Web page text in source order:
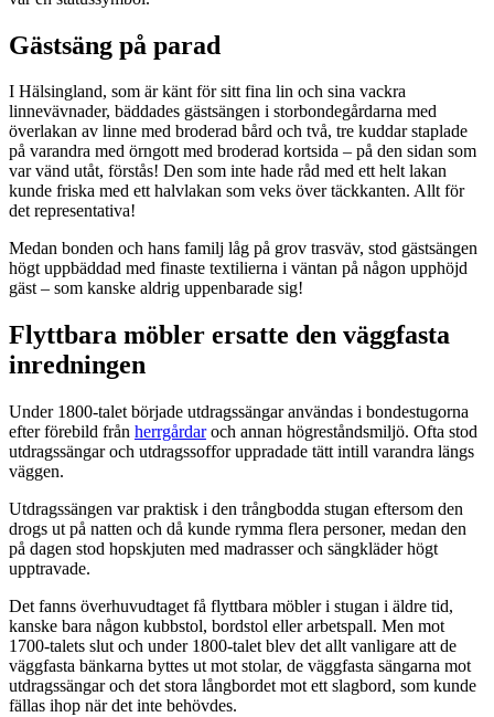
Gästsäng på parad
I Hälsingland, som är känt för sitt fina lin och sina vackra
linnevävnader, bäddades gästsängen i storbondegårdarna med
överlakan av linne med broderad bård och två, tre kuddar staplade
på varandra med örngott med broderad kortsida – på den sidan som
var vänd utåt, förstås! Den som inte hade råd med ett helt lakan
kunde friska med ett halvlakan som veks över täckkanten. Allt för
det representativa!
Medan bonden och hans familj låg på grov trasväv, stod gästsängen
högt uppbäddad med finaste textilierna i väntan på någon upphöjd
gäst – som kanske aldrig uppenbarade sig!
Flyttbara möbler ersatte den väggfasta
inredningen
Under 1800-talet började utdragssängar användas i bondestugorna
efter förebild från herrgårdaroch annan högreståndsmiljö. Ofta stod
utdragssängar och utdragssoffor uppradade tätt intill varandra längs
väggen.
Utdragssängen var praktisk i den trångbodda stugan eftersom den
drogs ut på natten och då kunde rymma flera personer, medan den
på dagen stod hopskjuten med madrasser och sängkläder högt
upptravade.
Det fanns överhuvudtaget få flyttbara möbler i stugan i äldre tid,
kanske bara någon kubbstol, bordstol eller arbetspall. Men mot
1700-talets slut och under 1800-talet blev det allt vanligare att de
väggfasta bänkarna byttes ut mot stolar, de väggfasta sängarna mot
utdragssängar och det stora långbordet mot ett slagbord, som kunde
fällas ihop när det inte behövdes.